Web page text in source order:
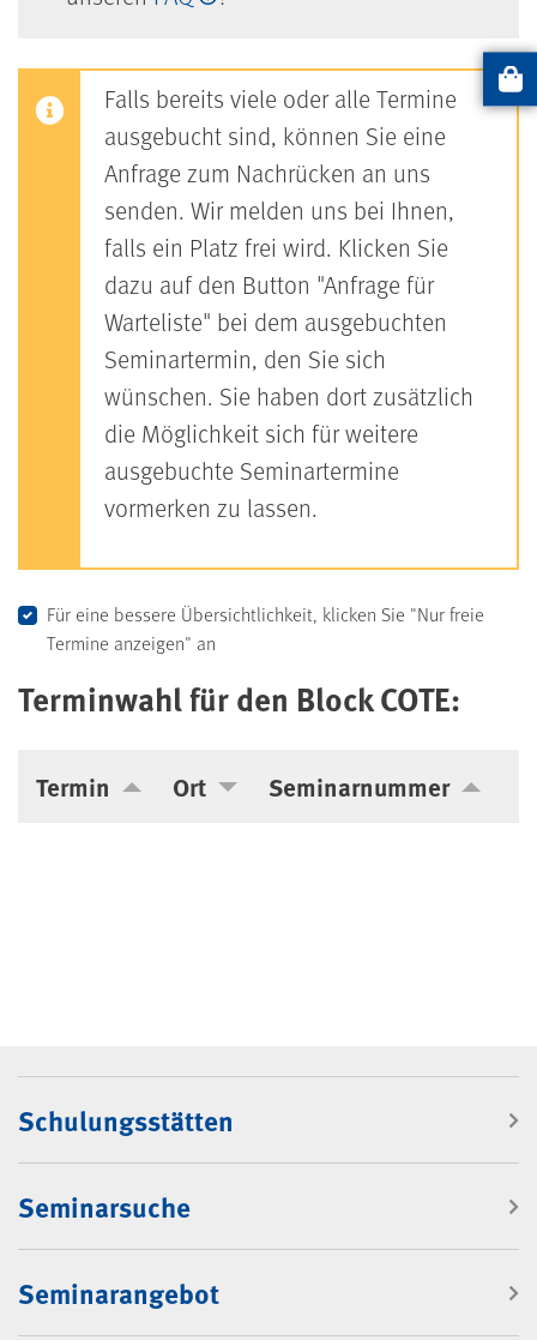
Falls bereits viele oder alle Termine
ausgebucht sind, können Sie eine
Anfrage zum Nachrücken an uns
senden. Wir melden uns bei Ihnen,
falls ein Platz frei wird. Klicken Sie
dazu auf den Button "Anfrage für
Warteliste" bei dem ausgebuchten
Seminartermin, den Sie sich
wünschen. Sie haben dort zusätzlich
die Möglichkeit sich für weitere
ausgebuchte Seminartermine
vormerken zu lassen.
Für eine bessere Übersichtlichkeit, klicken Sie "Nur freie
Termine anzeigen" an
Terminwahl für den Block COTE:
Termin Ort Seminarnummer
Schulungsstätten
Seminarsuche
Seminarangebot
Artikel